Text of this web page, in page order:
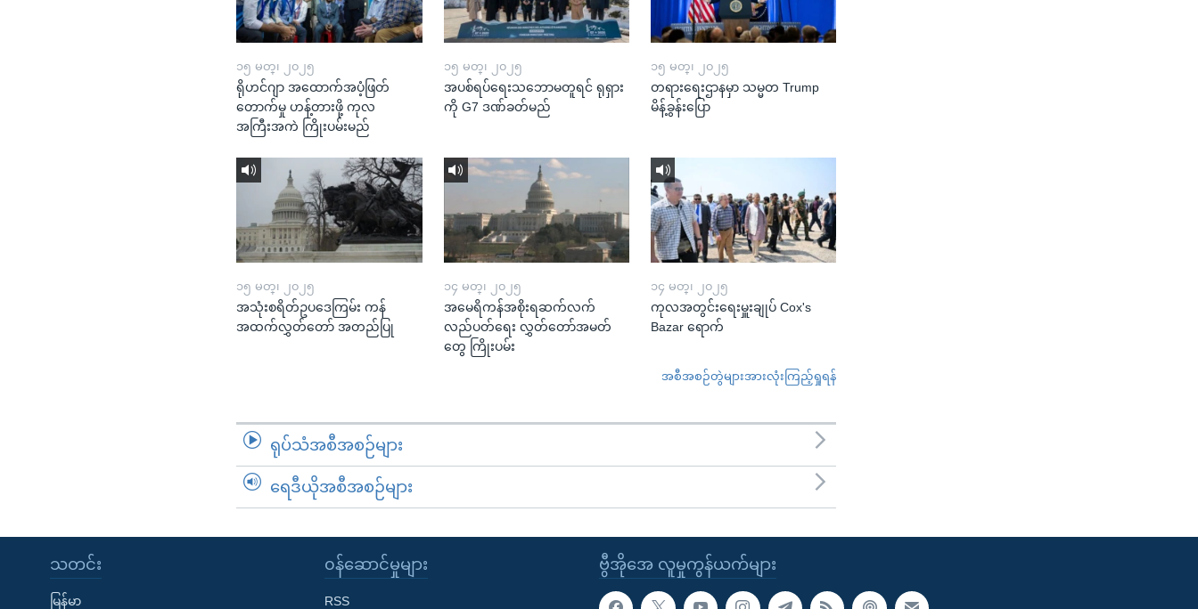
၁၅ မတ္၊ ၂၀၂၅
ရိုဟင်ဂျာ အထောက်အပံ့ဖြတ်
တောက်မှု ဟန့်တားဖို့ ကုလ
အကြီးအကဲ ကြိုးပမ်းမည်
၁၅ မတ္၊ ၂၀၂၅
အပစ်ရပ်ရေးသဘောမတူရင် ရုရှား
ကို G7 ဒဏ်ခတ်မည်
၁၅ မတ္၊ ၂၀၂၅
တရားရေးဌာနမှာ သမ္မတ Trump
မိန့်ခွန်းပြော
၁၅ မတ္၊ ၂၀၂၅
အသုံးစရိတ်ဥပဒေကြမ်း ကန်
အထက်လွှတ်တော် အတည်ပြု
၁၄ မတ္၊ ၂၀၂၅
အမေရိကန်အစိုးရဆက်လက်
လည်ပတ်ရေး လွှတ်တော်အမတ်
တွေ ကြိုးပမ်း
၁၄ မတ္၊ ၂၀၂၅
ကုလအတွင်းရေးမှူးချုပ် Cox's
Bazar ရောက်
အစီအစဉ်တွဲများအားလုံးကြည့်ရှုရန်
ရုပ်သံအစီအစဉ်များ
ရေဒီယိုအစီအစဉ်များ
ဗွီအိုအေ လူမှုကွန်ယက်များ
သတင်း
မြန်မာ
၀န်ဆောင်မှုများ
RSS